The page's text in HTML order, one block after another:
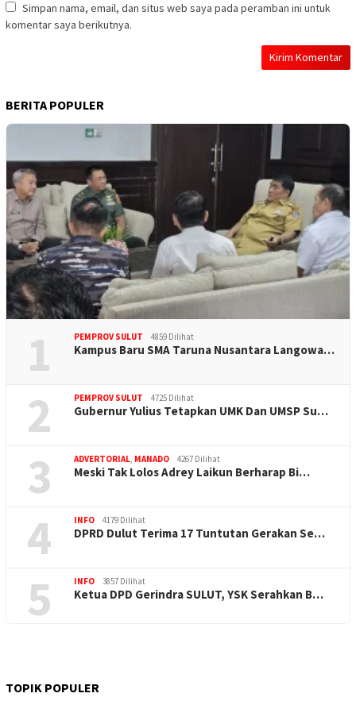
Simpan nama, email, dan situs web saya pada peramban ini untuk
komentar saya berikutnya.
BERITA POPULER
1 PEMPROV SULUT 4859 Dilihat
Kampus Baru SMA Taruna Nusantara Langowa…
2 PEMPROV SULUT 4725 Dilihat
Gubernur Yulius Tetapkan UMK Dan UMSP Su…
3 ADVERTORIAL, MANADO 4267 Dilihat
Meski Tak Lolos Adrey Laikun Berharap Bi…
4 INFO 4179 Dilihat
DPRD Dulut Terima 17 Tuntutan Gerakan Se…
5 INFO 3857 Dilihat
Ketua DPD Gerindra SULUT, YSK Serahkan B…
TOPIK POPULER